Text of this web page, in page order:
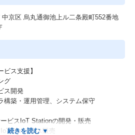
京区 烏丸通御池上ル二条殿町552番地
ビス支援】
グ
ス開発
構築・運用管理、システム保守
ビスIoT Stationの開発・販売
ディバイス販売